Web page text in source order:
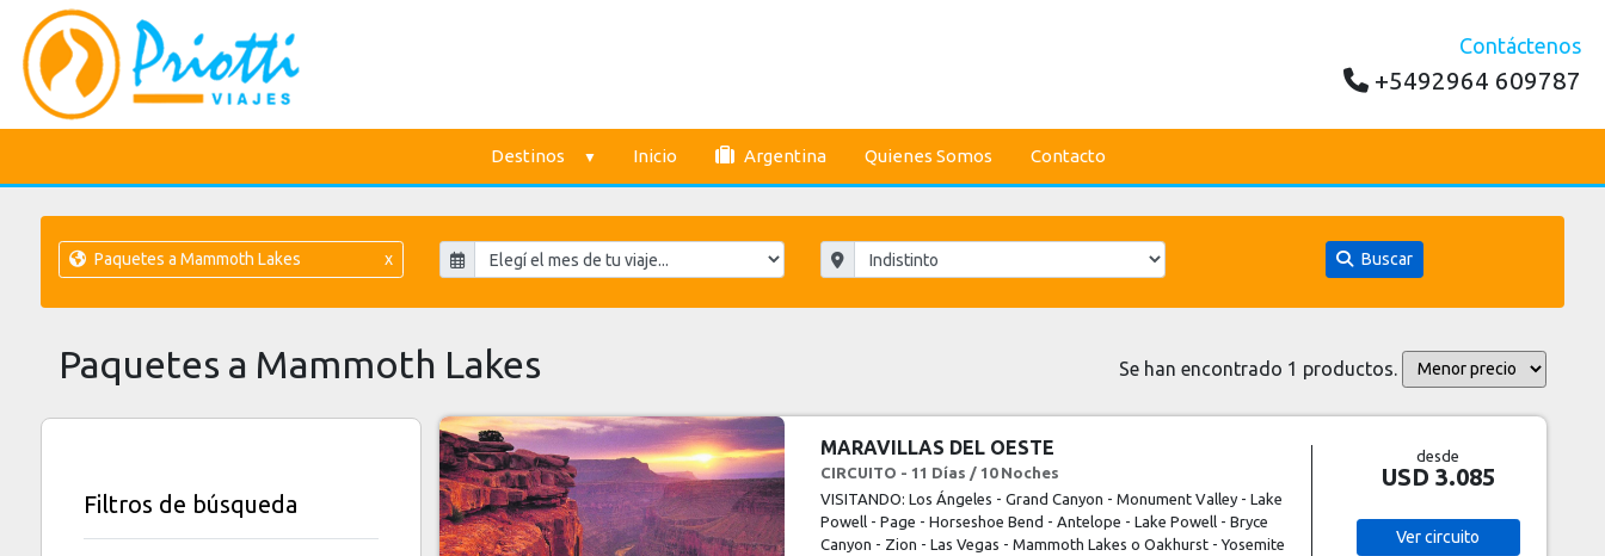
Contáctenos
+5492964 609787
Destinos Inicio Argentina Quienes Somos Contacto
Paquetes a Mammoth Lakes x Buscar
Paquetes a Mammoth Lakes Se han encontrado 1 productos.
Filtros de búsqueda
MARAVILLAS DEL OESTE
CIRCUITO - 11 Días / 10 Noches
VISITANDO: Los Ángeles - Grand Canyon - Monument Valley - Lake
Powell - Page - Horseshoe Bend - Antelope - Lake Powell - Bryce
Canyon - Zion - Las Vegas - Mammoth Lakes o Oakhurst - Yosemite
desde
USD 3.085
Vercircuito